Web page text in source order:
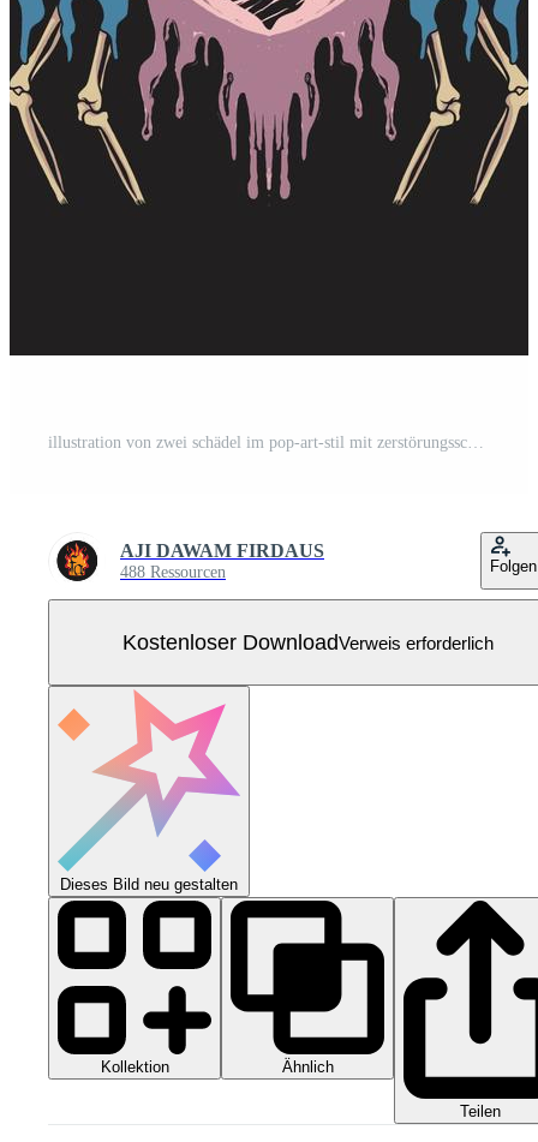
illustration von zwei schädel im pop-art-stil mit zerstörungsschriftzug für t-shirt-design und druck Kostenloser Vektor
AJI DAWAM FIRDAUS
488 Ressourcen Folgen
Kostenloser DownloadVerweis erforderlich
Dieses Bild neu gestalten
Kollektion Ähnlich
Teilen